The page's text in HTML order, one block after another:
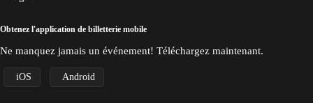
Obtenez l'application de billetterie mobile
Ne manquez jamais un événement! Téléchargez maintenant.
iOS Android